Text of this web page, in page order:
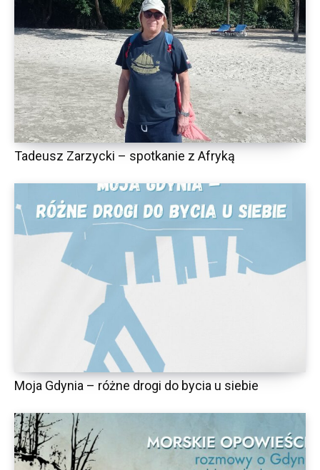
Tadeusz Zarzycki – spotkanie z Afryką
Moja Gdynia – różne drogi do bycia u siebie